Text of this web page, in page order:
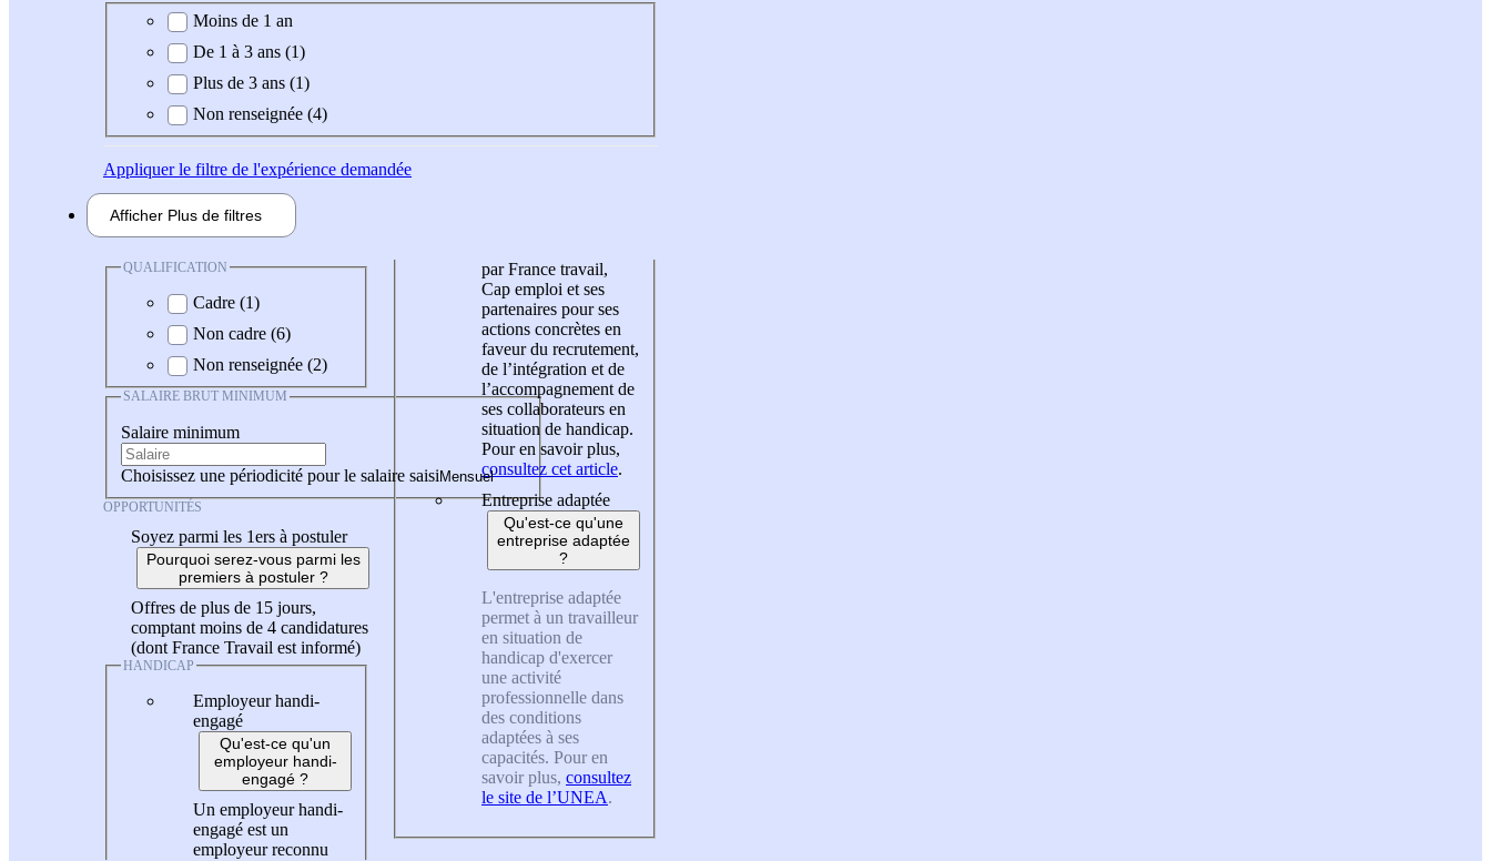
Expérience demandée
Moins de 1 an
De 1 à 3 ans (1)
Plus de 3 ans (1)
Non renseignée (4)
Appliquerle filtre de l'expérience demandée
Afficher Plus de filtres
QUALIFICATION
Cadre (1)
Non cadre (6)
Non renseignée (2)
SALAIRE BRUT MINIMUM
Salaire minimum
Choisissez une périodicité pour le salaire saisi
OPPORTUNITÉS
Soyez parmi les 1ers à postuler
Pourquoi serez-vous parmi les
premiers à postuler ?
Offres de plus de 15 jours,
comptant moins de 4 candidatures
(dont France Travail est informé)
HANDICAP
Employeur handi-
engagé
Qu'est-ce qu'un
employeur handi-
engagé ?
Un employeur handi-
engagé est un
employeur reconnu
par France travail,
Cap emploi et ses
partenaires pour ses
actions concrètes en
faveur du recrutement,
de l’intégration et de
l’accompagnement de
ses collaborateurs en
situation de handicap.
Pour en savoir plus,
consultez cet article.
Entreprise adaptée
Qu'est-ce qu'une
entreprise adaptée
?
L'entreprise adaptée
permet à un travailleur
en situation de
handicap d'exercer
une activité
professionnelle dans
des conditions
adaptées à ses
capacités. Pour en
savoir plus, consultez
le site de l’UNEA.